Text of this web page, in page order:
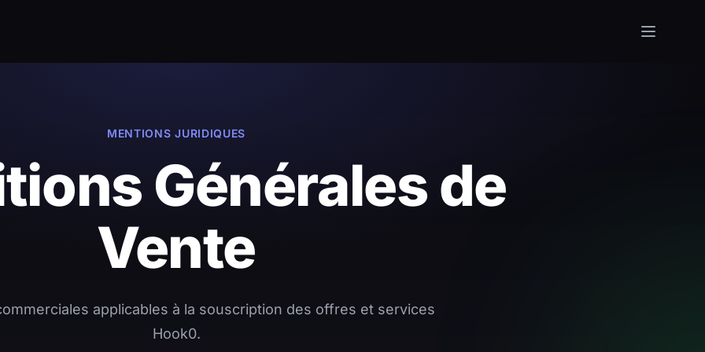
MENTIONS JURIDIQUES
Générales de
Vente
applicables à la souscription des offres et services
Hook0.